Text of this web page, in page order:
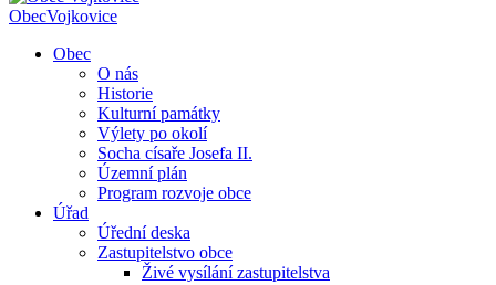
ObecVojkovice
Obec
O nás
Historie
Kulturní památky
Výlety po okolí
Socha císaře Josefa II.
Územní plán
Program rozvoje obce
Úřad
Úřední deska
Zastupitelstvo obce
Živé vysílání zastupitelstva